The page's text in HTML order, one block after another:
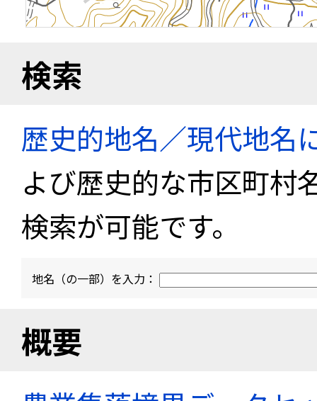
検索
歴史的地名／現代地名
よび歴史的な市区町村
検索が可能です。
地名（の一部）を入力：
概要